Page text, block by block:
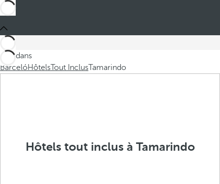
Ces dans
BarcelóHôtelsTout InclusTamarindo
Hôtels tout inclus à Tamarindo